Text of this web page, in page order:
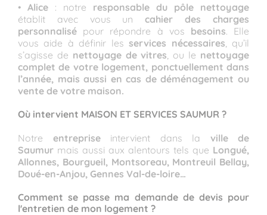
• Alice : notre responsable du pôle nettoyage
établit avec vous uncahier des charges
personnalisé pour répondre à vos besoins. Elle
vous aide à définir lesservices nécessaires , qu’il
s’agisse de nettoyage de vitres , ou le nettoyage
complet de votre logement, ponctuellement dans
l’année, mais aussi en cas de déménagement ou
vente de votre maison.
Où intervient MAISON ET SERVICES SAUMUR ?
Notre entrepriseintervient dans la ville de
Saumur mais aussi aux alentours tels que Longué,
Allonnes, Bourgueil, Montsoreau, Montreuil Bellay,
Doué-en-Anjou, Gennes Val-de-loire…
Comment se passe ma demande de devis pour
l'entretien de mon logement ?